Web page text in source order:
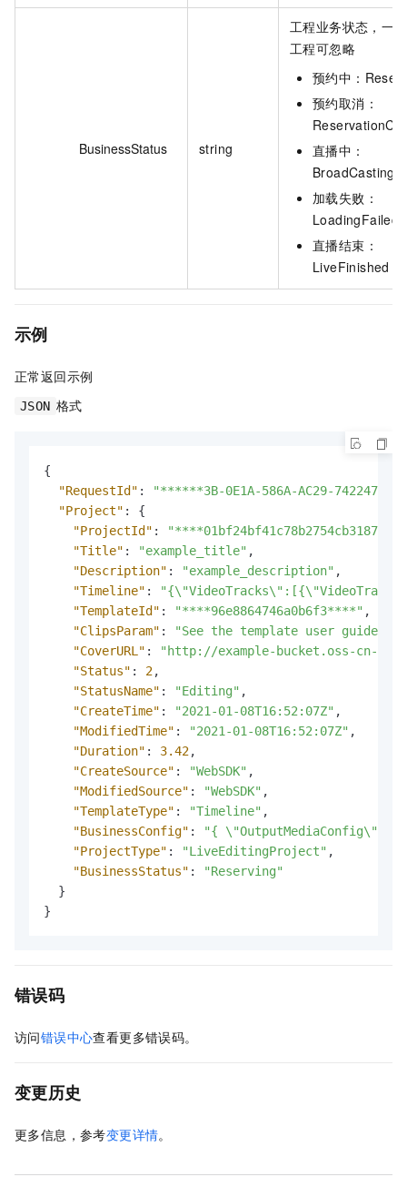
BusinessStatus string
工程业务状态，一
工程可忽略
预约中：
预约取消：
直播中：
BroadCasting
加载失败：
LoadingFailed
直播结束：
LiveFinished
示例
正常返回示例
JSON 格式
{
"RequestId" :
"******3B-0E1A-586A-AC29-
"Project" :
{
"ProjectId" :
"Title" : "example_title" ,
"Description" : "example_description" ,
"Timeline" :
"TemplateId" : "****96e8864746a0b6f3****" ,
"ClipsParam" : "See the template user guide."
"CoverURL" :
"http://example-bucket.oss-cn-
"Status" : 2,
"StatusName" : "Editing" ,
"CreateTime" : "2021-01-08T16:52:07Z" ,
"ModifiedTime" : "2021-01-08T16:52:07Z" ,
"Duration" : 3.42,
"CreateSource" : "WebSDK" ,
"ModifiedSource" : "WebSDK" ,
"TemplateType" : "Timeline" ,
"BusinessConfig" :
"{ \"OutputMediaConfig\" :
"ProjectType" : "LiveEditingProject" ,
"BusinessStatus" :
"Reserving"
}
}
错误码
访问错误中心查看更多错误码。
变更历史
更多信息，参考变更详情。